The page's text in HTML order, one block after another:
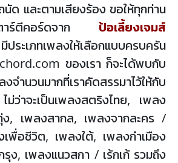
ด และตามเสียงร้อง ขอให้ทุกท่าน
ตาร์ตีคอร์ดจาก ป้อเลี้ยงเจมส์
ระเภทเพลงให้เลือกแบบครบครัน
ของเรา ก็จะได้พบกับ
จำนวนมากที่เราคัดสรรมาไว้ให้กับ
ม่ว่าจะเป็นเพลงสตริงไทย, เพลง
, เพลงสากล, เพลงจากละคร /
พื่อชีวิต, เพลงใต้, เพลงกำเมือง
ง, เพลงแนวสกา / เร้กเก้ รวมถึง